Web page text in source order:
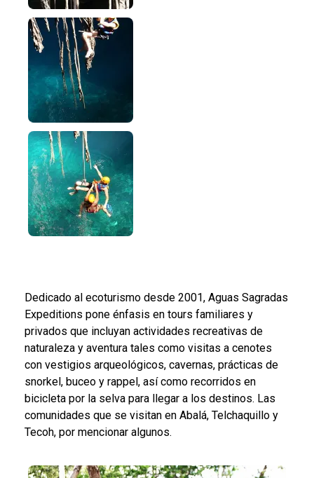
Dedicado al ecoturismo desde 2001, Aguas Sagradas
Expeditions pone énfasis en tours familiares y
privados que incluyan actividades recreativas de
naturaleza y aventura tales como visitas a cenotes
con vestigios arqueológicos, cavernas, prácticas de
snorkel, buceo y rappel, así como recorridos en
bicicleta por la selva para llegar a los destinos. Las
comunidades que se visitan en Abalá, Telchaquillo y
Tecoh, por mencionar algunos.